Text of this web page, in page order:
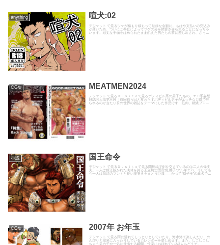
anything 喧犬:02
デジケット で見るツケが積もり積もって結構な金額に。もはや支払いの見込み
が薄いため、ついにご奉仕によってツケの分を精算させられることになっちゃ
います。頑丈な手枷をはめられたまま飢えた男たちの前に差し出され、さっそ
CG集 MEATMEN2024
デジケット で見るＤＬｓｉｔｅで見るボディビル系の男子たちの、エロ系妄想
雑誌同人誌第三段！前回前々回と変わらずボディビル男子がエッチな目線で見
られるのが当たり前の世界の雑誌をテーマにした作品です！筋肉、精液プロテ
小説 国王命令
デジケット で見るＤＬｓｉｔｅで見る闘技場で剣を交えているのは二人の偉丈
夫。一人は鍛え抜かれた肉体を誇る王立騎士団長“紅獅子”アルギエバ、そしても
う一人は深紅のマントと長い腰巻きをまとう巨漢――かつて“獅子王”の異名で呼
CG集 2007年 お年玉
デジケット で見る雨に濡れてしっとりとしていたり、海水浴で楽しんだり、の
んびりと温泉に入ったりしているカレンダーを楽しめます。また、しこしこし
ちゃう男の子や一気に放出する瞬間、快楽におぼれている3人もどうぞ。